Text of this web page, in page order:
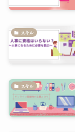
スキル
スキル